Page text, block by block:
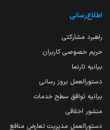
اطلاع‌رسانی
راهبرد مشارکتی
حریم خصوصی کاربران
بیانیه تارنما
دستورالعمل بروز رسانی
بیانیه توافق سطح خدمات
منشور اخلاقی
دستورالعمل مدیریت تعارض منافع